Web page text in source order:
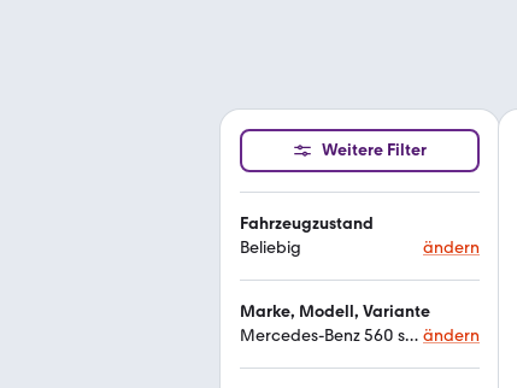
Weitere Filter
Fahrzeugzustand
Beliebig
ändern
Marke, Modell, Variante
Mercedes-Benz 560 sel w126 ändern